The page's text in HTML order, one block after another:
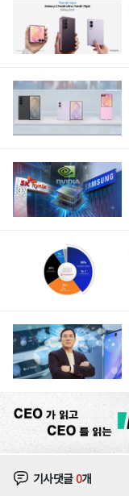
기사댓글0개